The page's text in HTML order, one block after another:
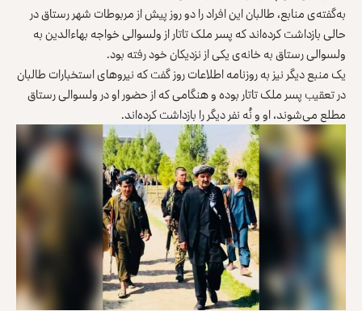
به‌گفته‌ی منابع، طالبان این افراد را دو روز پیش از مربوطات شهر رستاق در
حالی بازداشت کرده‌اند که پسر ملک تاتار از ولسوالی خواجه بهاءالدین به
ولسوالی رستاق به خانه‌ی یکی از نزدیکان خود رفته بود.
یک منبع دیگر نیز به روزنامه اطلاعات روز گفت که نیروهای استخبارات طالبان
در تعقیب پسر ملک تاتار بوده و هنگامی که از حضور او در ولسوالی رستاق
مطلع می‌شوند، او و نُه نفر دیگر را بازداشت کرده‌اند.